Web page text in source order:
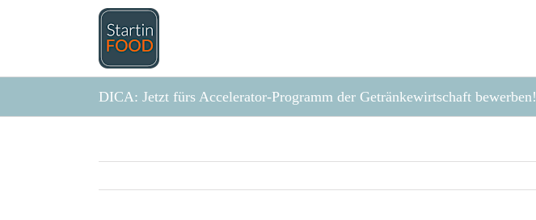
DICA: Jetzt fürs Accelerator-Programm der Getränkewirtschaft bewerben!